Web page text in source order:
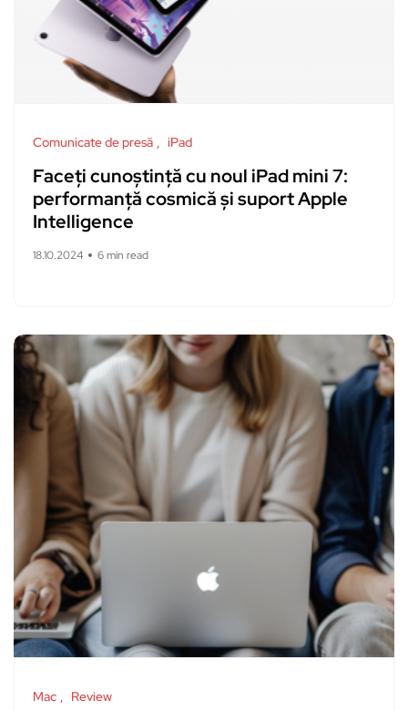
Comunicate de presă iPad
Faceți cunoștință cu noul iPad mini 7:
performanță cosmică și suport Apple
Intelligence
18.10.2024 6 min read
Mac Review